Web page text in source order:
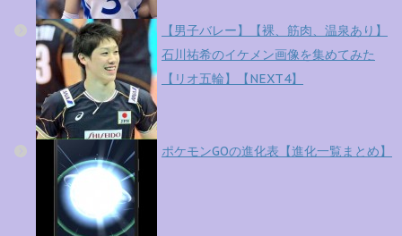
【男子バレー】【裸、筋肉、温泉あり】
石川祐希のイケメン画像を集めてみた
【リオ五輪】【NEXT4】
ポケモンGOの進化表【進化一覧まとめ】